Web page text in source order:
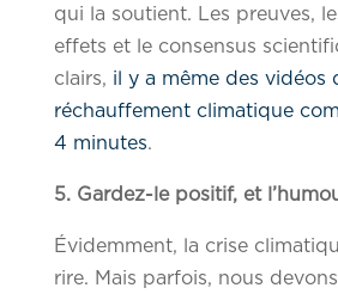
qui la soutient. Les preuves,
effets et le consensus
clairs, il y a même des vidéos
réchauffement climatique
4 minutes.
5. Gardez-le positif, et
Évidemment, la crise
rire. Mais parfois, nous